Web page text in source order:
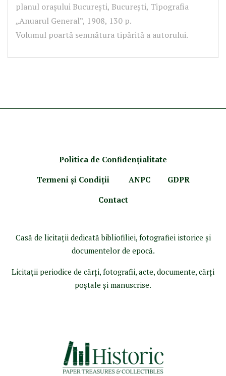
planul orașului București, București, Tipografia
„Anuarul General”, 1908, 130 p.
Volumul poartă semnătura tipărită a autorului.
Politica de Confidenţialitate
Termeni şi Condiţii
ANPC
GDPR
Contact
Casă de licitaţii dedicată bibliofiliei, fotografiei istorice şi
documentelor de epocă.
Licitaţii periodice de cărţi, fotografii, acte, documente, cărţi
poştale şi manuscrise.